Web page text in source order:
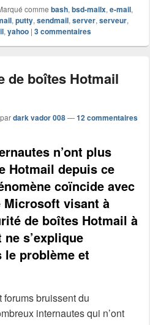
comme bash, bsd-mailx, e-mail,
, putty, sendmail, server, serveur,
, yahoo | 3commentaires
de boîtes Hotmail
pardark vador 008 —12 commentaires
n’ont plus
Hotmail depuis ce
coïncide avec
Microsoft visant à
de boîtes Hotmail à
s’explique
le problème et
bruissent du
internautes qui n’ont